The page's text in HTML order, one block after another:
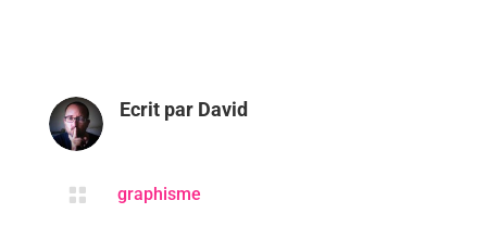
Ecrit par David
 graphisme